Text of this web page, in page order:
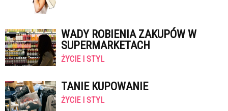
WADY ROBIENIA ZAKUPÓW W
SUPERMARKETACH
ŻYCIE I STYL
TANIE KUPOWANIE
ŻYCIE I STYL